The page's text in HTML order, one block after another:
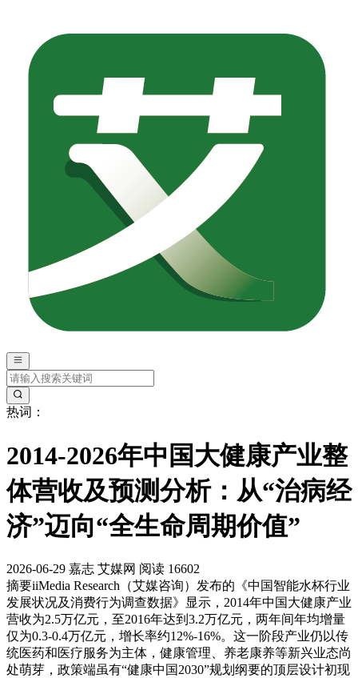
热词：
2014-2026年中国大健康产业整
体营收及预测分析：从“治病经
济”迈向“全生命周期价值”
2026-06-29 嘉志 艾媒网 阅读 16602
摘要iiMedia Research（艾媒咨询）发布的《中国智能水杯行业
发展状况及消费行为调查数据》显示，2014年中国大健康产业
营收为2.5万亿元，至2016年达到3.2万亿元，两年间年均增量
仅为0.3-0.4万亿元，增长率约12%-16%。这一阶段产业仍以传
统医药和医疗服务为主体，健康管理、养老康养等新兴业态尚
处萌芽，政策端虽有“健康中国2030”规划纲要的顶层设计初现